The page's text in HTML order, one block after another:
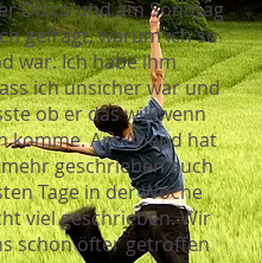
Disco und am Sonntag
gefragt, warum ich so
war. Ich habe ihm
ich unsicher war und
ob er das will wenn
komme. Am Abend hat
geschrieben auch
Tage in der Woche
viel geschrieben. Wir
schon öfter getroffen